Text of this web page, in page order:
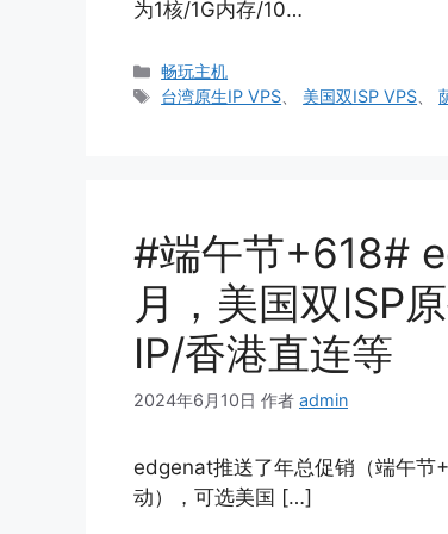
为1核/1G内存/10…
分
类
畅玩主机
标
台湾原生IP VPS、 美国双ISP VPS、
#端午节+618#
月，美国双ISP
IP/香港直连等
2024年6月10日 作者 admin
edgenat推送了年总促销（端午节
动），可选美国 […]